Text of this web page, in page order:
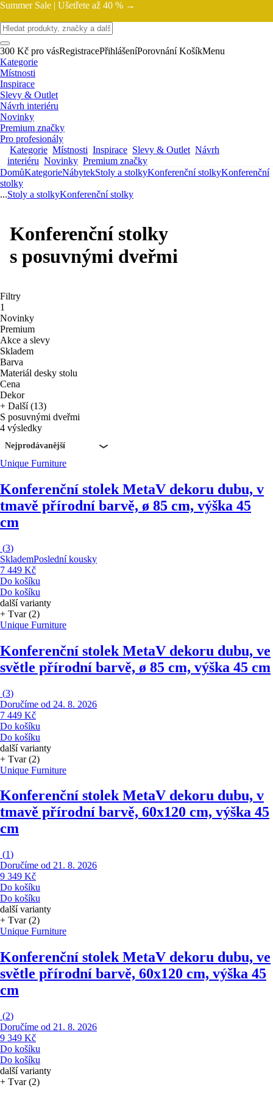
Summer Sale | Ušetřete až 40 % →
300 Kč pro vásRegistracePřihlášeníPorovnání KošíkMenu
Kategorie
Místnosti
Inspirace
Slevy & Outlet
Návrh interiéru
Novinky
Premium značky
Pro profesionály
Kategorie Místnosti Inspirace Slevy & Outlet Návrh
interiéru Novinky Premium značky
DomůKategorieNábytekStoly a stolkyKonferenční stolkyKonferenční
stolky
...Stoly a stolkyKonferenční stolky
Konferenční stolky
s posuvnými dveřmi
Filtry
1
Novinky
Premium
Akce a slevy
Skladem
Barva
Materiál desky stolu
Cena
Dekor
+ Další (13)
S posuvnými dveřmi
4 výsledky
Nejprodávanější
Unique Furniture
Konferenční stolek MetaV dekoru dubu, v
tmavě přírodní barvě, ø 85 cm, výška 45
cm
(3)
SklademPoslední kousky
7 449 Kč
Do košíku
Do košíku
další varianty
+ Tvar (2)
Unique Furniture
Konferenční stolek MetaV dekoru dubu, ve
světle přírodní barvě, ø 85 cm, výška 45 cm
(3)
Doručíme od 24. 8. 2026
7 449 Kč
Do košíku
Do košíku
další varianty
+ Tvar (2)
Unique Furniture
Konferenční stolek MetaV dekoru dubu, v
tmavě přírodní barvě, 60x120 cm, výška 45
cm
(1)
Doručíme od 21. 8. 2026
9 349 Kč
Do košíku
Do košíku
další varianty
+ Tvar (2)
Unique Furniture
Konferenční stolek MetaV dekoru dubu, ve
světle přírodní barvě, 60x120 cm, výška 45
cm
(2)
Doručíme od 21. 8. 2026
9 349 Kč
Do košíku
Do košíku
další varianty
+ Tvar (2)